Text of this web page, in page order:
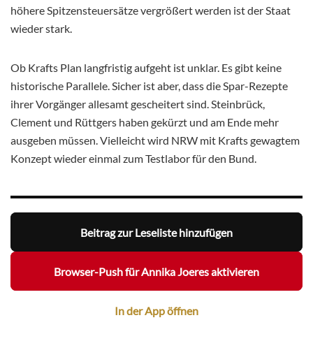
höhere Spitzensteuersätze vergrößert werden ist der Staat
wieder stark.
Ob Krafts Plan langfristig aufgeht ist unklar. Es gibt keine
historische Parallele. Sicher ist aber, dass die Spar-Rezepte
ihrer Vorgänger allesamt gescheitert sind. Steinbrück,
Clement und Rüttgers haben gekürzt und am Ende mehr
ausgeben müssen. Vielleicht wird NRW mit Krafts gewagtem
Konzept wieder einmal zum Testlabor für den Bund.
Beitrag zur Leseliste hinzufügen
Browser-Push für Annika Joeres aktivieren
In der App öffnen